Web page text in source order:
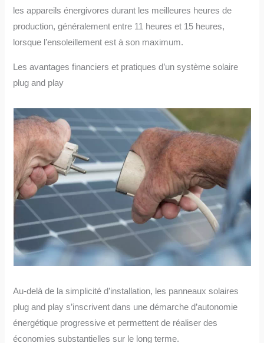
les appareils énergivores durant les meilleures heures de
production, généralement entre 11 heures et 15 heures,
lorsque l’ensoleillement est à son maximum.
Les avantages financiers et pratiques d’un système solaire
plug and play
Au-delà de la simplicité d’installation, les panneaux solaires
plug and play s’inscrivent dans une démarche d’autonomie
énergétique progressive et permettent de réaliser des
économies substantielles sur le long terme.